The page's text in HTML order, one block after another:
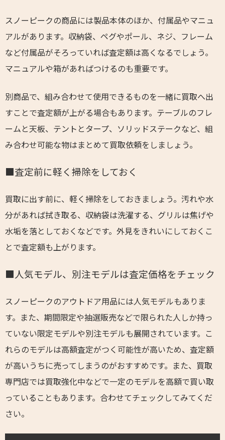
スノーピークの商品には製品本体のほか、付属品やマニュ
アルがあります。収納袋、ペグやポール、ネジ、フレーム
など付属品がそろっていれば査定額は高くなるでしょう。
マニュアルや箱があればつけるのも重要です。
別商品で、組み合わせて使用できるものを一緒に買取へ出
すことで査定額が上がる場合もあります。テーブルのフレ
ームと天板、テントとタープ、ソリッドステークなど、組
み合わせ可能な物はまとめて買取依頼をしましょう。
■査定前に軽く掃除をしておく
買取に出す前に、軽く掃除をしておきましょう。汚れや水
分があれば拭き取る、収納袋は洗濯する、グリルは焦げや
水垢を落としておくなどです。外見をきれいにしておくこ
とで査定額も上がります。
■人気モデル、別注モデルは査定価格をチェック
スノーピークのアウトドア用品には人気モデルもありま
す。また、期間限定や抽選販売などで限られた人しか持っ
ていない限定モデルや別注モデルも展開されています。こ
れらのモデルは高額査定がつく可能性が高いため、査定額
が高いうちに売ってしまうのがおすすめです。また、買取
専門店では買取強化中などで一定のモデルを高額で買い取
っていることもあります。合わせてチェックしてみてくだ
さい。